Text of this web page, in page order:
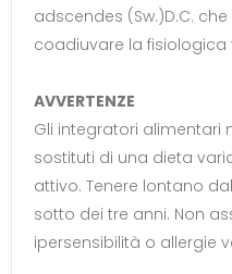
adscendes (Sw.)D.C.
coadiuvare la
AVVERTENZE
Gli integratori alimentari
sostituti di una dieta
attivo. Tenere lontano
sotto dei tre anni. Non
ipersensibilità o allergie